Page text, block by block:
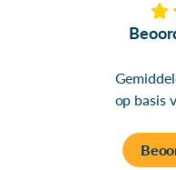
op basis